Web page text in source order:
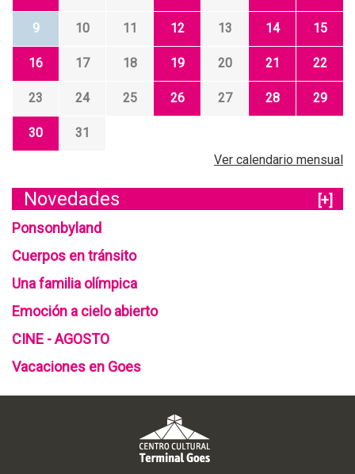
9 10 11 12 13 14 15
16 17 18 19 20 21 22
23 24 25 26 27 28 29
30
31
Ver calendario mensual
Novedades
[+]
Ponsonbyland
Cuerpos en tránsito
Una familia olímpica
Emoción a cielo abierto
CINE - AGOSTO
Vacaciones en Goes